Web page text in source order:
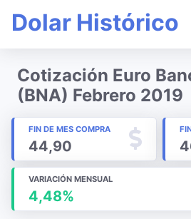
Dolar Histórico
Cotización Euro
(BNA) Febrero 2019
FIN DE MES COMPRA
44,90
VARIACIÓN MENSUAL
4,48%